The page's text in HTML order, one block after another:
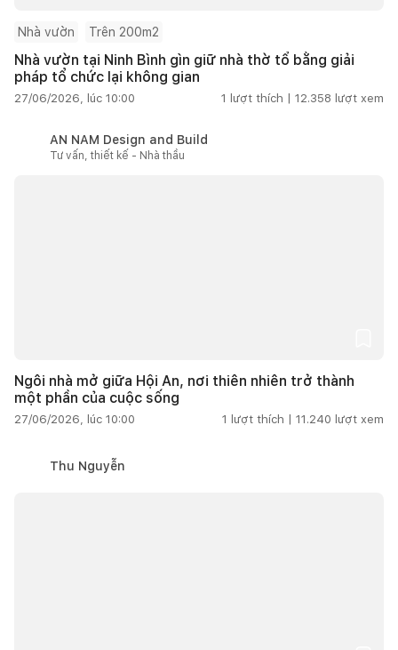
Nhà vườn Trên 200m2
Nhà vườn tại Ninh Bình gìn giữ nhà thờ tổ bằng giải
pháp tổ chức lại không gian
27/06/2026, lúc 10:00 1 lượt thích | 12.358 lượt xem
AN NAM Design and Build
Tư vấn, thiết kế - Nhà thầu
Ngôi nhà mở giữa Hội An, nơi thiên nhiên trở thành
một phần của cuộc sống
27/06/2026, lúc 10:00 1 lượt thích | 11.240 lượt xem
Thu Nguyễn